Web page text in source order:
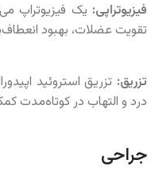
فیزیوتراپی: یک فیزیوتراپ
تقویت عضلات، بهبود
تزریق: تزریق استروئید
درد و التهاب در کوتاه‌مدت
جراحی